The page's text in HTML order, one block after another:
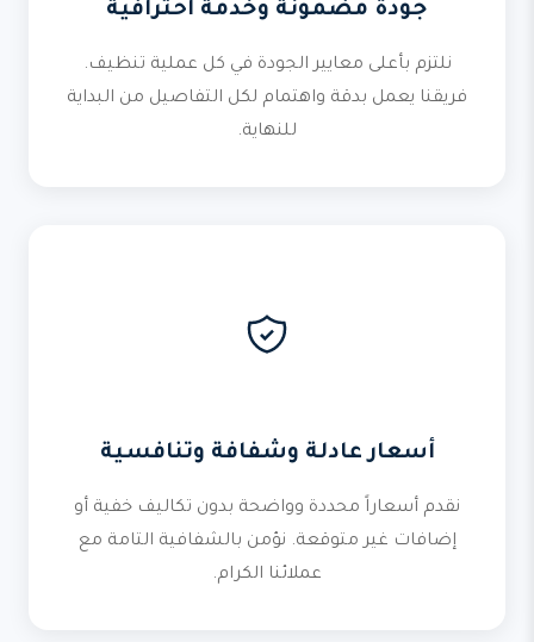
جودة مضمونة وخدمة احترافية
نلتزم بأعلى معايير الجودة في كل عملية تنظيف.
فريقنا يعمل بدقة واهتمام لكل التفاصيل من البداية
للنهاية.
أسعار عادلة وشفافة وتنافسية
نقدم أسعاراً محددة وواضحة بدون تكاليف خفية أو
إضافات غير متوقعة. نؤمن بالشفافية التامة مع
عملائنا الكرام.